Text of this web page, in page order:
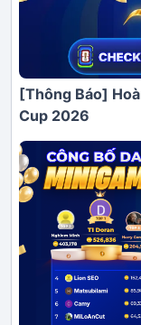
[Thông Báo]
Cup 2026